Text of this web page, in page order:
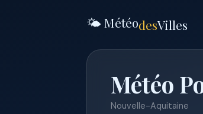
🌤️ MétéodesVilles
Météo
Nouvelle-Aquitaine